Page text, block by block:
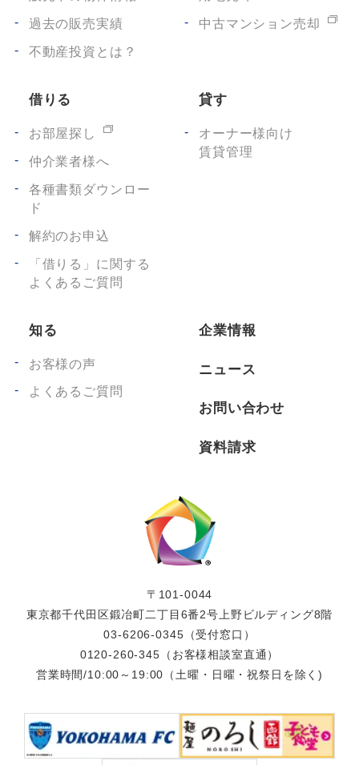
過去の販売実績
不動産投資とは？
中古マンション売却
借りる
お部屋探し
仲介業者様へ
各種書類ダウンロー
ド
解約のお申込
「借りる」に関する
よくあるご質問
貸す
オーナー様向け
賃貸管理
知る
お客様の声
よくあるご質問
企業情報
ニュース
お問い合わせ
資料請求
〒101-0044
東京都千代田区鍛冶町二丁目6番2号上野ビルディング8階
03-6206-0345 （受付窓口）
0120-260-345 （お客様相談室直通）
営業時間/10:00～19:00（土曜・日曜・祝祭日を除く)